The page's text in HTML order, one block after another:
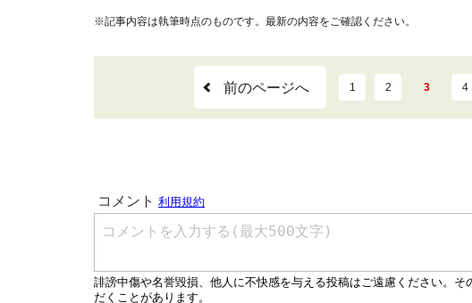
※記事内容は執筆時点のものです。最新の内容をご確認ください。
前のページへ 1 2 3 4